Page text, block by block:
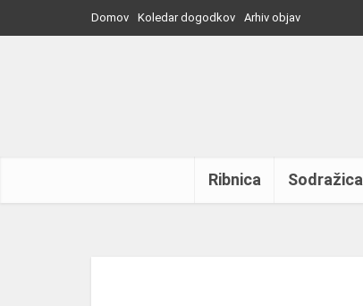
Domov Koledar dogodkov Arhiv objav
Ribnica Sodražica